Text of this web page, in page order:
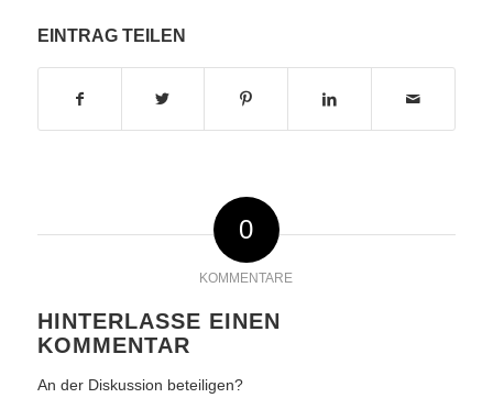
EINTRAG TEILEN
0
KOMMENTARE
HINTERLASSE EINEN
KOMMENTAR
An der Diskussion beteiligen?